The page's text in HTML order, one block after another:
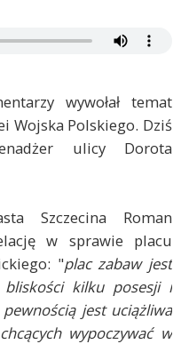
wywołał temat
Wojska Polskiego. Dziś
ulicy Dorota
Szczecina Roman
w sprawie placu
"plac zabaw jest
bliskości kilku posesji i
jest uciążliwa
wypoczywać w